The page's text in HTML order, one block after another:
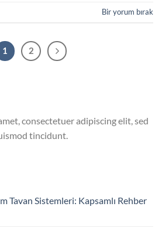
Bir yorum bırak
1 2
consectetuer adipiscing elit, sed
tincidunt.
Tavan Sistemleri: Kapsamlı Rehber